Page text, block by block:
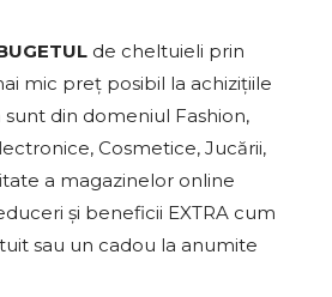
de cheltuieli prin
mic preț posibil la achizițiile
din domeniul Fashion,
Cosmetice, Jucării,
a magazinelor online
și beneficii EXTRA cum
sau un cadou la anumite